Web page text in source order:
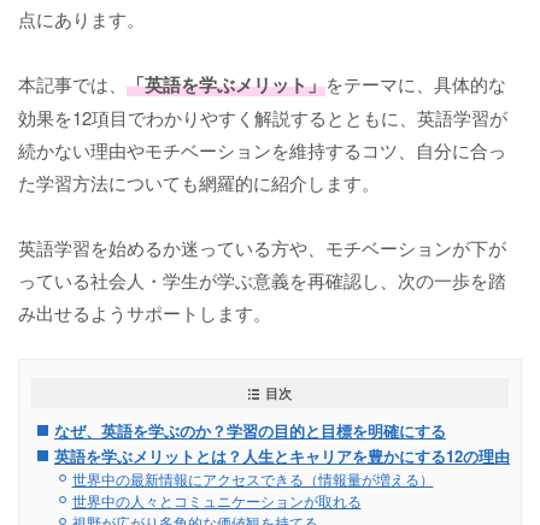
点にあります。
本記事では、 「英語を学ぶメリット」をテーマに、具体的な
効果を12項目でわかりやすく解説するとともに、英語学習が
続かない理由やモチベーションを維持するコツ、自分に合っ
た学習方法についても網羅的に紹介します。
英語学習を始めるか迷っている方や、モチベーションが下が
っている社会人・学生が学ぶ意義を再確認し、次の一歩を踏
み出せるようサポートします。
目次
なぜ、英語を学ぶのか？学習の目的と目標を明確にする
英語を学ぶメリットとは？人生とキャリアを豊かにする12の理由
世界中の最新情報にアクセスできる（情報量が増える）
世界中の人々とコミュニケーションが取れる